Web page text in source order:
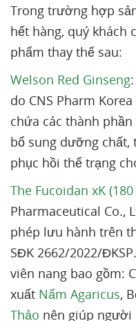
Trong trường hợp
hết hàng, quý khách
phẩm thay thế sau:
Welson Red Ginseng
do CNS Pharm
chứa các thành
bổ sung dưỡng chất,
phục hồi thể trạng
The Fucoidan xK
Pharmaceutical Co.,
phép lưu hành trên
SĐK 2662/2022/
viên nang bao gồm:
xuất Nấm Agaricus,
Thảo nên giúp người